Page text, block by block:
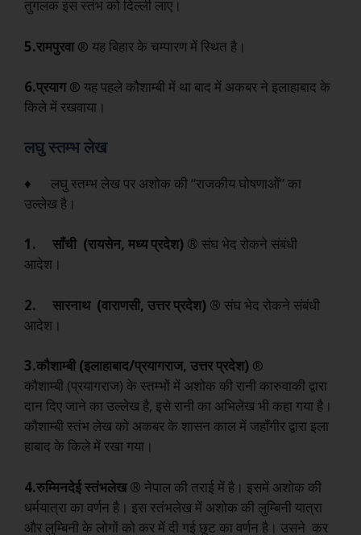
तुगलक इस स्तंभ को दिल्ली लाए।
5.रामपुरवा® यह बिहार के चम्पारण में स्थित है।
6.प्रयाग® यह पहले कौशाम्बी में था बाद में अकबर ने इलाहाबाद के
किले में रखवाया।
लघु स्तम्भ लेख
♦ लघु स्तम्भ लेख पर अशोक की “राजकीय घोषणाओं” का
उल्लेख है।
1. साँची(रायसेन, मध्यप्रदेश) ® संघ भेद रोकने संबंधी
आदेश।
2. सारनाथ(वाराणसी, उत्तरप्रदेश) ® संघ भेद रोकने संबंधी
आदेश।
3.कौशाम्बी(इलाहाबाद/प्रयागराज, उत्तरप्रदेश) ®
कौशाम्बी (प्रयागराज) केस्तम्भोंमें अशोककीरानीकारुवाकीद्वारा
दानदिएजानेकाउल्लेखहै, इसेरानीका अभिलेखभीकहागयाहै।
कौशाम्बीस्तंभलेखको अकबरकेशासनकालमेंजहाँगीरद्वाराइला
हाबादकेकिलेमेंरखागया।
4.रुम्मिनदेईस्तंभलेख® नेपाल की तराई में है। इसमें अशोक की
धर्मयात्रा का वर्णन है। इस स्तंभलेख में अशोक की लुम्बिनी यात्रा
और लुम्बिनी के लोगों को कर में दी गई छूट का वर्णन है। उसने कर